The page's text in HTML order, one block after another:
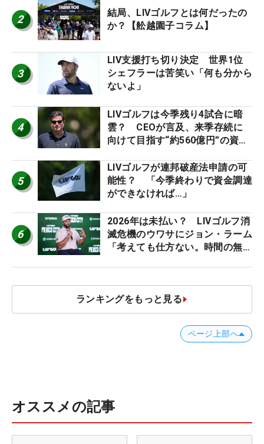
2
結局、LIVゴルフとは何だったの
か？【舩越園子コラム】
3
LIV支援打ち切り決定 世界1位
シェフラーは苦笑い「何も分から
ないよ」
4
LIVゴルフは今季残り4試合に暗
雲？ CEOが言及、来季存続に
向けて目指す“約560億円”の資金
5
LIVゴルフが連邦破産法申請の可
能性？ 「今季終わりで資金調達
ができなければ…」
6
2026年は未払い？ LIVゴルフ消
滅危機のウワサにジョン・ラーム
「考えても仕方ない。時間の無
ランキングをもっと見る
ページ上部へ
オススメの記事